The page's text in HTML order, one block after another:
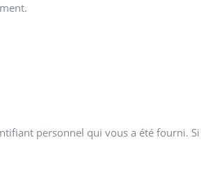
personnel qui vous a été fourni. Si